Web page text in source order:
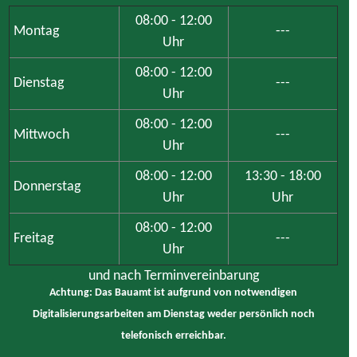
Montag
08:00 - 12:00
Uhr
---
Dienstag
08:00 - 12:00
Uhr
---
Mittwoch
08:00 - 12:00
Uhr
---
Donnerstag
08:00 - 12:00
Uhr
13:30 - 18:00
Uhr
Freitag
08:00 - 12:00
Uhr
---
und nach Terminvereinbarung
Achtung: Das Bauamt ist aufgrund von notwendigen
Digitalisierungsarbeiten am Dienstag weder persönlich noch
telefonisch erreichbar.